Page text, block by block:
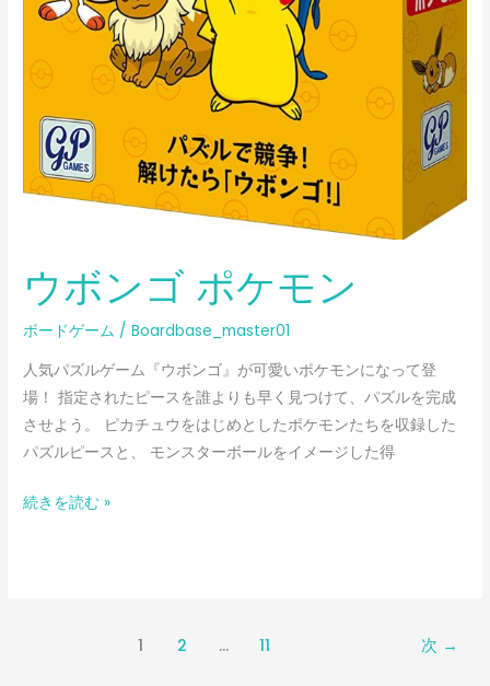
ウボンゴ ポケモン
ボードゲーム /Boardbase_master01
人気パズルゲーム『ウボンゴ』が可愛いポケモンになって登
場！ 指定されたピースを誰よりも早く見つけて、パズルを完成
させよう。 ピカチュウをはじめとしたポケモンたちを収録した
パズルピースと、 モンスターボールをイメージした得
続きを読む »
1 2 … 11 次 →